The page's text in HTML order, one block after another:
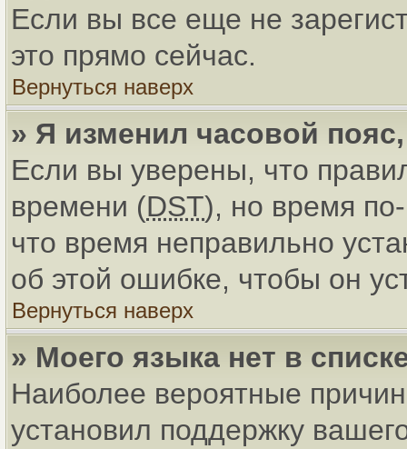
Если вы все еще не
это прямо сейчас.
Вернуться наверх
» Я изменил часовой
Если вы уверены, что
времени (DST), но время
что время неправильно
об этой ошибке, чтобы он
Вернуться наверх
» Моего языка нет в
Наиболее вероятные
установил поддержку